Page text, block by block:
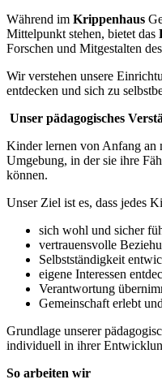
Während im Krippenhaus
Mittelpunkt stehen, bietet das
Forschen und Mitgestalten
Wir verstehen unsere
entdecken und sich zu
Unser pädagogisches
Kinder lernen von Anfang an
Umgebung, in der sie ihre
können.
Unser Ziel ist es, dass jedes
sich wohl und sicher
vertrauensvolle
Selbstständigkeit
eigene Interessen
Verantwortung
Gemeinschaft erlebt
Grundlage unserer
individuell in ihrer
So arbeiten wir